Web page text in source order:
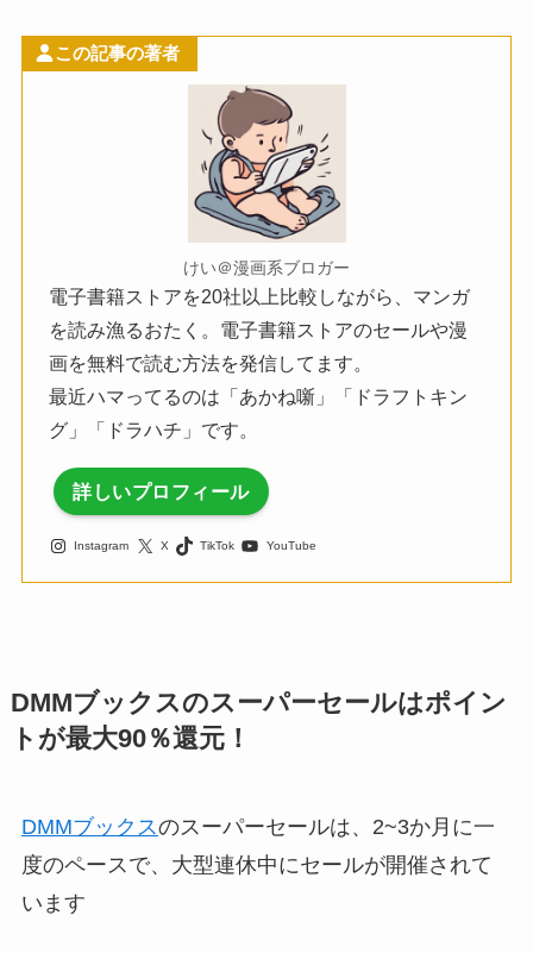
この記事の著者
けい＠漫画系ブロガー
電子書籍ストアを20社以上比較しながら、マンガ
を読み漁るおたく。電子書籍ストアのセールや漫
画を無料で読む方法を発信してます。
最近ハマってるのは「あかね噺」「ドラフトキン
グ」「ドラハチ」です。
詳しいプロフィール
Instagram X TikTok YouTube
DMMブックスのスーパーセールはポイン
トが最大90％還元！
DMMブックスのスーパーセールは、2~3か月に一
度のペースで、大型連休中にセールが開催されて
います